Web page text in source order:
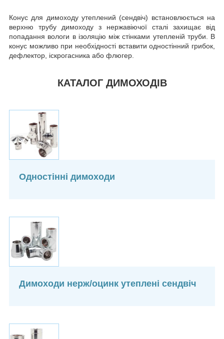
Конус для димоходу утеплений (сендвіч) встановлюється на
верхню трубу димоходу з нержавіючої сталі захищає від
попадання вологи в ізоляцію між стінками утепленій труби. В
конус можливо при необхідності вставити одностінний грибок,
дефлектор, іскрогасника або флюгер.
КАТАЛОГ ДИМОХОДІВ
Одностінні димоходи
Димоходи нерж/оцинк утеплені сендвіч